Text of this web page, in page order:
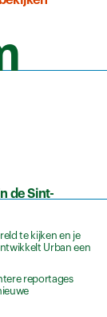
de Sint-
te kijken en je
Urban een
reportages